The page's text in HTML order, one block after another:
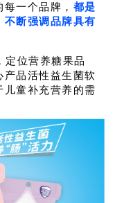
一个品牌， 都是
不断强调品牌具有
定位营养糖果品
产品活性益生菌软
童补充营养的需